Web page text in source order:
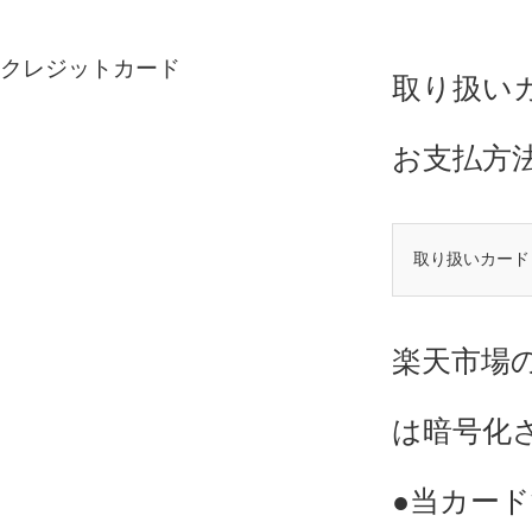
クレジットカード
取り扱い
お支払方
取り扱いカード
楽天市場
は暗号化
●当カー